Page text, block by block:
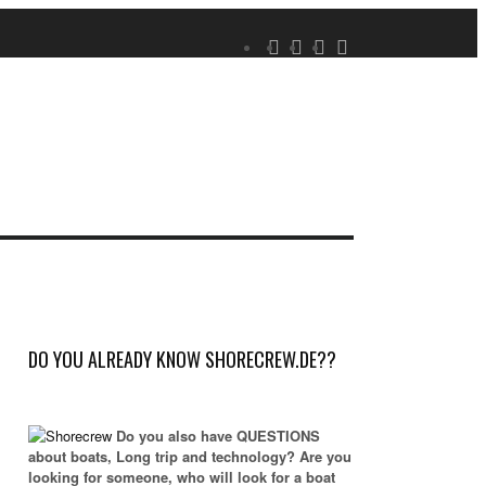
DO YOU ALREADY KNOW SHORECREW.DE??
Do you also have QUESTIONS
about boats, Long trip and technology? Are you
looking for someone, who will look for a boat